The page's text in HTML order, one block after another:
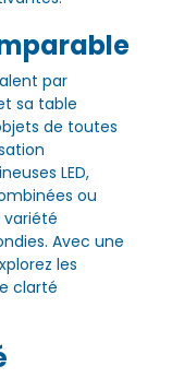
par
sa table
de toutes
LED,
ou
Avec une
les
clarté